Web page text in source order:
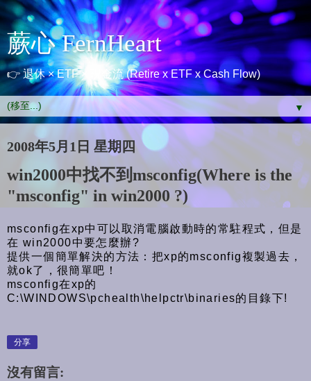
蕨心 FernHeart
👉 退休 × ETF × 現金流 (Retire x ETF x Cash Flow)
▼
2008年5月1日 星期四
win2000中找不到msconfig(Where is the
"msconfig" in win2000 ?)
msconfig在xp中可以取消電腦啟動時的常駐程式，但是
在 win2000中要怎麼辦?
提供一個簡單解決的方法：把xp的msconfig複製過去，
就ok了，很簡單吧！
msconfig在xp的
C:\WINDOWS\pchealth\helpctr\binaries的目錄下!
分享
沒有留言: